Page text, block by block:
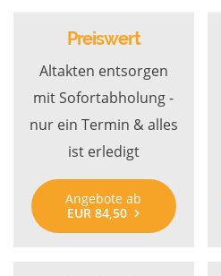
Preiswert
Altakten entsorgen
mit Sofortabholung -
nur ein Termin & alles
ist erledigt
Angebote ab
EUR 84,50